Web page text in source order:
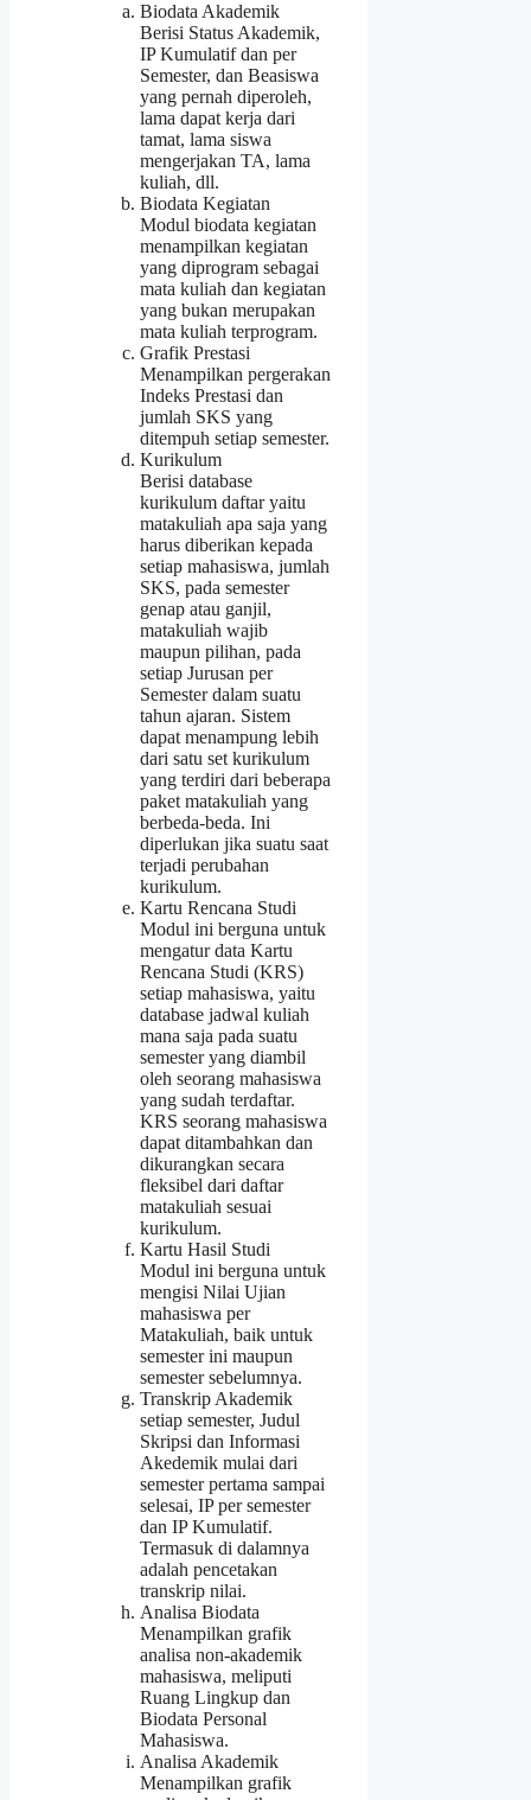
Biodata Akademik
Berisi Status Akademik,
IP Kumulatif dan per
Semester, dan Beasiswa
yang pernah diperoleh,
lama dapat kerja dari
tamat, lama siswa
mengerjakan TA, lama
kuliah, dll.
Biodata Kegiatan
Modul biodata kegiatan
menampilkan kegiatan
yang diprogram sebagai
mata kuliah dan kegiatan
yang bukan merupakan
mata kuliah terprogram.
Grafik Prestasi
Menampilkan pergerakan
Indeks Prestasi dan
jumlah SKS yang
ditempuh setiap semester.
Kurikulum
Berisi database
kurikulum daftar yaitu
matakuliah apa saja yang
harus diberikan kepada
setiap mahasiswa, jumlah
SKS, pada semester
genap atau ganjil,
matakuliah wajib
maupun pilihan, pada
setiap Jurusan per
Semester dalam suatu
tahun ajaran. Sistem
dapat menampung lebih
dari satu set kurikulum
yang terdiri dari beberapa
paket matakuliah yang
berbeda-beda. Ini
diperlukan jika suatu saat
terjadi perubahan
kurikulum.
Kartu Rencana Studi
Modul ini berguna untuk
mengatur data Kartu
Rencana Studi (KRS)
setiap mahasiswa, yaitu
database jadwal kuliah
mana saja pada suatu
semester yang diambil
oleh seorang mahasiswa
yang sudah terdaftar.
KRS seorang mahasiswa
dapat ditambahkan dan
dikurangkan secara
fleksibel dari daftar
matakuliah sesuai
kurikulum.
Kartu Hasil Studi
Modul ini berguna untuk
mengisi Nilai Ujian
mahasiswa per
Matakuliah, baik untuk
semester ini maupun
semester sebelumnya.
Transkrip Akademik
setiap semester, Judul
Skripsi dan Informasi
Akedemik mulai dari
semester pertama sampai
selesai, IP per semester
dan IP Kumulatif.
Termasuk di dalamnya
adalah pencetakan
transkrip nilai.
Analisa Biodata
Menampilkan grafik
analisa non-akademik
mahasiswa, meliputi
Ruang Lingkup dan
Biodata Personal
Mahasiswa.
Analisa Akademik
Menampilkan grafik